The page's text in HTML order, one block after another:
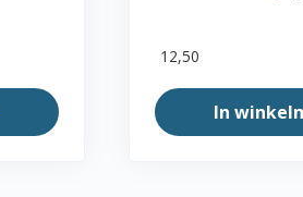
12,50
In